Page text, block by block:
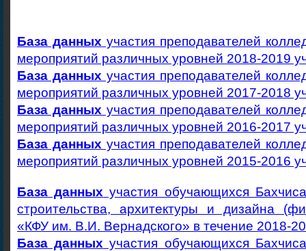
База данных участия преподавателей
мероприятий различных уровней 2018-2019
База данных участия преподавателей
мероприятий различных уровней 2017-2018
База данных участия преподавателей
мероприятий различных уровней 2016-2017
База данных участия преподавателей
мероприятий различных уровней 2015-2016
База данных участия обучающихся
строительства, архитектуры и дизайна
«КФУ им. В.И. Вернадского» в течение 2018-
База данных участия обучающихся